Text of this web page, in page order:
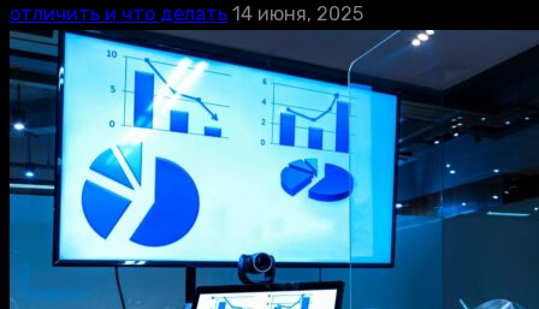
отличить и что делать 14 июня, 2025